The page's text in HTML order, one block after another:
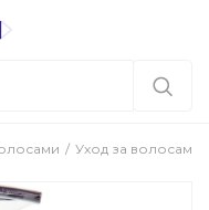
Уход за волосами